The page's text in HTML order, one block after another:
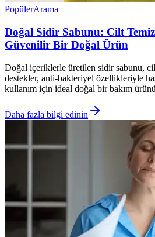
PopülerArama
Doğal Sidir Sabunu: Cilt
Güvenilir Bir Doğal Ürün
Doğal içeriklerle üretilen sidir sabunu,
destekler, anti-bakteriyel özellikleriyle
kullanım için ideal doğal bir bakım
Daha fazla bilgi edinin